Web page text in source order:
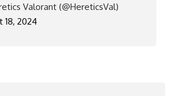
Valorant (@HereticsVal)
18, 2024